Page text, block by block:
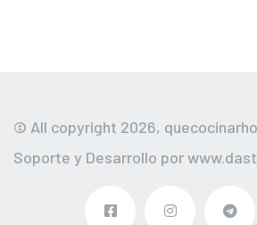
© All copyright 2026,
Soporte y Desarrollo por